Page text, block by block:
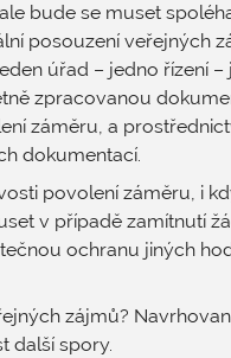
bude se muset
posouzení veřejných
úřad – jedno řízení –
zpracovanou
záměru, a
dokumentací.
povolení záměru, i
v případě zamítnutí
ochranu jiných
zájmů?
další spory.